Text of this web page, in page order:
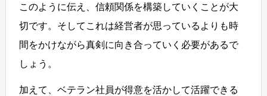
このように伝え、信頼関係を構築していくことが大
切です。そしてこれは経営者が思っているよりも時
間をかけながら真剣に向き合っていく必要があるで
しょう。
加えて、ベテラン社員が得意を活かして活躍できる